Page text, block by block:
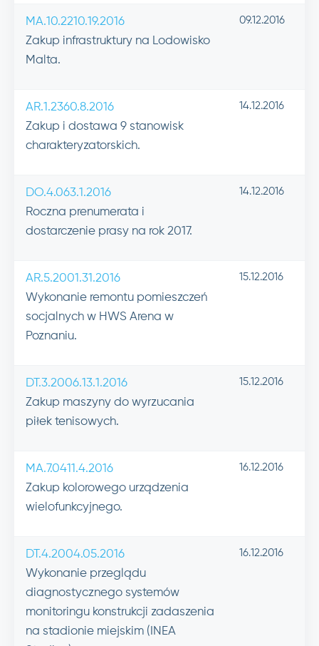
MA.10.2210.19.2016
Zakup infrastruktury na Lodowisko
Malta.
09.12.2016
AR.1.2360.8.2016
Zakup i dostawa 9 stanowisk
charakteryzatorskich.
14.12.2016
DO.4.063.1.2016
Roczna prenumerata i
dostarczenie prasy na rok 2017.
14.12.2016
AR.5.2001.31.2016
Wykonanie remontu pomieszczeń
socjalnych w HWS Arena w
Poznaniu.
15.12.2016
DT.3.2006.13.1.2016
Zakup maszyny do wyrzucania
piłek tenisowych.
15.12.2016
MA.7.0411.4.2016
Zakup kolorowego urządzenia
wielofunkcyjnego.
16.12.2016
DT.4.2004.05.2016
Wykonanie przeglądu
diagnostycznego systemów
monitoringu konstrukcji zadaszenia
na stadionie miejskim (INEA
16.12.2016